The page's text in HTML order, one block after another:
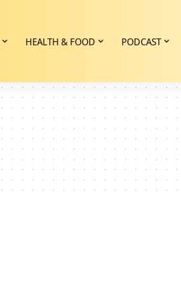
HEALTH & FOOD PODCAST